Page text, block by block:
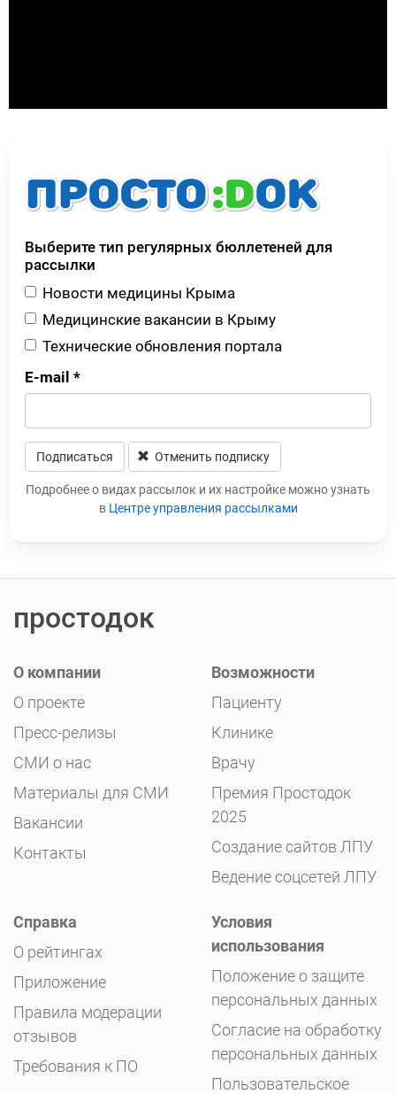
Выберите тип регулярных бюллетеней для
рассылки
Новости медицины Крыма
Медицинские вакансии в Крыму
Технические обновления портала
E-mail *
Подписаться Отменить подписку
Leave this field blank
Подробнее о видах рассылок и их настройке можно узнать
в Центре управления рассылками
простодок
О компании
О проекте
Пресс-релизы
СМИ о нас
Материалы для СМИ
Вакансии
Контакты
Возможности
Пациенту
Клинике
Врачу
Премия Простодок
2025
Создание сайтов ЛПУ
Ведение соцсетей ЛПУ
Справка
О рейтингах
Приложение
Правила модерации
отзывов
Требования к ПО
Условия
использования
Положение о защите
персональных данных
Согласие на обработку
персональных данных
Пользовательское